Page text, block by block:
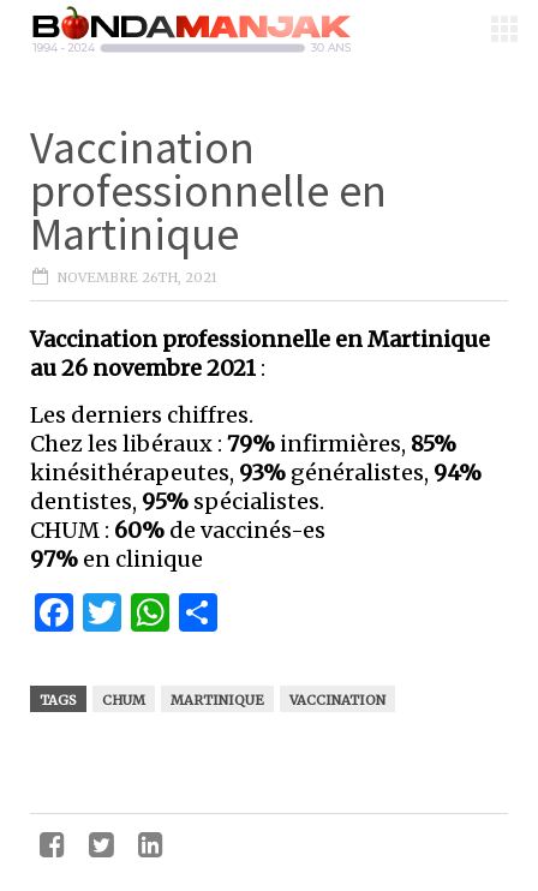
Vaccination
professionnelle en
Martinique
NOVEMBRE 26TH, 2021
Vaccination professionnelle en Martinique
au 26 novembre 2021 :
Les derniers chiffres.
Chez les libéraux : 79% infirmières, 85%
kinésithérapeutes, 93% généralistes, 94%
dentistes, 95% spécialistes.
CHUM : 60% de vaccinés-es
97% en clinique
Facebook
Twitter
WhatsApp
TAGS CHUM MARTINIQUE VACCINATION